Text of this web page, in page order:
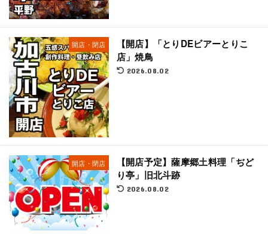
開店・閉店
【開店】「とりDEビアーとりこ
店」焼鳥
2026.08.02
開店・閉店
【開店予定】薩摩郷土料理「ぢど
り亭」旧北斗跡
2026.08.02